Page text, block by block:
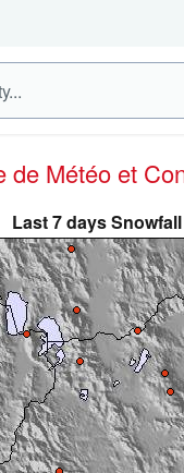
de Météo et
Last 7 days